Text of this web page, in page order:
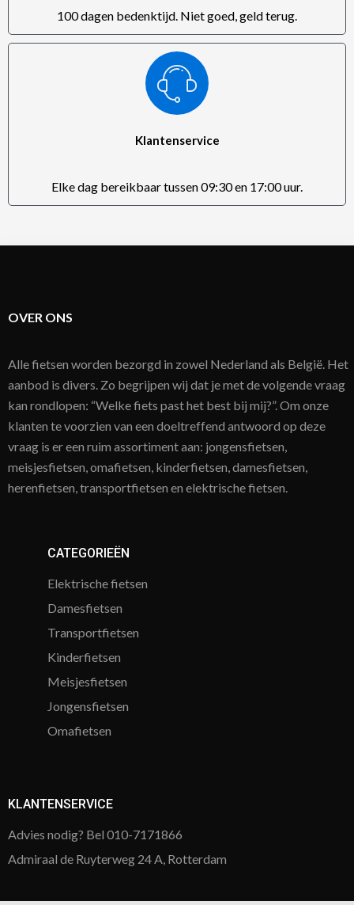
100 dagen bedenktijd. Niet goed, geld terug.
Klantenservice
Elke dag bereikbaar tussen 09:30 en 17:00 uur.
OVER ONS
Alle fietsen worden bezorgd in zowel Nederland als België. Het
aanbod is divers. Zo begrijpen wij dat je met de volgende vraag
kan rondlopen: “Welke fiets past het best bij mij?”. Om onze
klanten te voorzien van een doeltreffend antwoord op deze
vraag is er een ruim assortiment aan: jongensfietsen,
meisjesfietsen, omafietsen, kinderfietsen, damesfietsen,
herenfietsen, transportfietsen en elektrische fietsen.
CATEGORIEËN
Elektrische fietsen
Damesfietsen
Transportfietsen
Kinderfietsen
Meisjesfietsen
Jongensfietsen
Omafietsen
KLANTENSERVICE
Advies nodig? Bel 010-7171866
Admiraal de Ruyterweg 24 A, Rotterdam